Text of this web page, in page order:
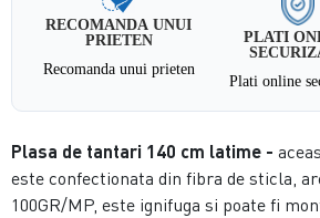
RECOMANDA UNUI
PRIETEN
Recomanda unui prieten
PLATI
Plati online
Plasa de tantari 140 cm latime -
este confectionata din fibra de sticla,
100GR/MP, este ignifuga si poate fi